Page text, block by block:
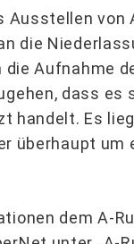
Ausstellen von
die
Aufnahme
dass es
handelt. Es
überhaupt um
dem A-